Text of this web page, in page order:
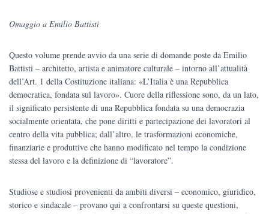
era:
€15.00.
è:
€14.20.
Omaggio a Emilio Battisti
Questo volume prende avvio da una serie di domande poste da Emilio
Battisti – architetto, artista e animatore culturale – intorno all’attualità
dell’Art. 1 della Costituzione italiana: «L’Italia è una Repubblica
democratica, fondata sul lavoro». Cuore della riflessione sono, da un lato,
il significato persistente di una Repubblica fondata su una democrazia
socialmente orientata, che pone diritti e partecipazione dei lavoratori al
centro della vita pubblica; dall’altro, le trasformazioni economiche,
finanziarie e produttive che hanno modificato nel tempo la condizione
stessa del lavoro e la definizione di “lavoratore”.
Studiose e studiosi provenienti da ambiti diversi – economico, giuridico,
storico e sindacale – provano qui a confrontarsi su queste questioni,